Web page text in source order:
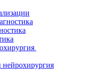
нейрохирургия